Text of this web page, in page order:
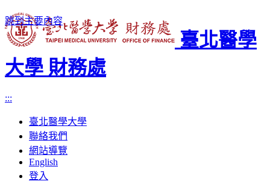
跳到主要內容
臺北醫學
大學 財務處
:::
臺北醫學大學
聯絡我們
網站導覽
English
登入